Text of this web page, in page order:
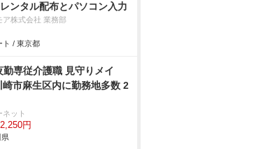
ンタル配布とパソコン入力
ア株式会社 業務部
ト / 東京都
専従介護職 見守りメイ
崎市麻生区内に勤務地多数 2
ット
円
県